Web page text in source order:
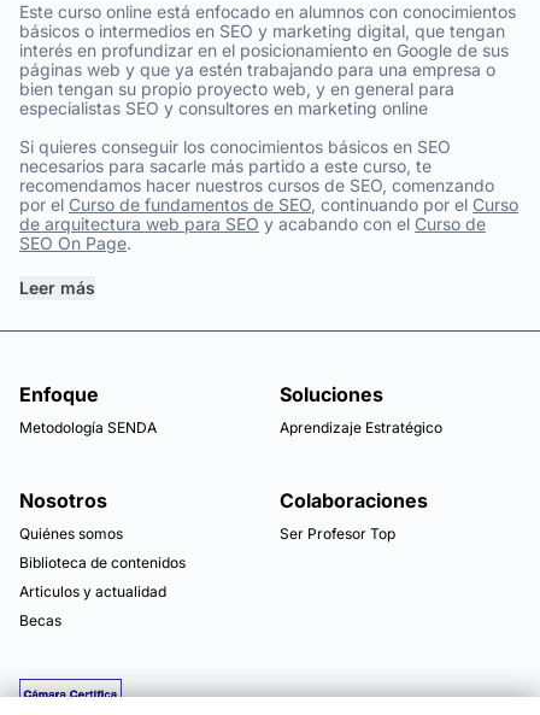
Este curso online está enfocado en alumnos con conocimientos
básicos o intermedios en SEO y marketing digital, que tengan
interés en profundizar en el posicionamiento en Google de sus
páginas web y que ya estén trabajando para una empresa o
bien tengan su propio proyecto web, y en general para
especialistas SEO y consultores en marketing online
Si quieres conseguir los conocimientos básicos en SEO
necesarios para sacarle más partido a este curso, te
recomendamos hacer nuestros cursos de SEO, comenzando
por el Curso de fundamentos de SEO, continuando por el Curso
de arquitectura web para SEO y acabando con el Curso de
SEO On Page.
Leer más
Enfoque
Metodología SENDA
Soluciones
Aprendizaje Estratégico
Nosotros
Quiénes somos
Biblioteca de contenidos
Articulos y actualidad
Becas
Colaboraciones
Ser Profesor Top